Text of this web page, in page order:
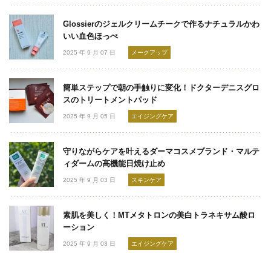
Glossierのジェルクリームチークで作るナチュラルかわ
いい血色ほっぺ
2025 年 9 月 07 日 メークアップ
簡単ステップで朝の手触りに変化！ドクターデニスグロ
スのトリートメントパッド
2025 年 9 月 05 日 エイジングケア
守りながらケアを叶えるダーマコスメブランド・マルテ
ィダームの高機能日焼け止め
2025 年 9 月 03 日 スキンケア
素肌を美しく！MTメタトロンの美白トラネキサム酸ロ
ーション
2025 年 9 月 03 日 エイジングケア